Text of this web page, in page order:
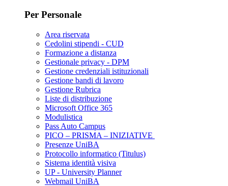
Per Personale
Area riservata
Cedolini stipendi - CUD
Formazione a distanza
Gestionale privacy - DPM
Gestione credenziali istituzionali
Gestione bandi di lavoro
Gestione Rubrica
Liste di distribuzione
Microsoft Office 365
Modulistica
Pass Auto Campus
PICO – PRISMA – INIZIATIVE
Presenze UniBA
Protocollo informatico (Titulus)
Sistema identità visiva
UP - University Planner
Webmail UniBA